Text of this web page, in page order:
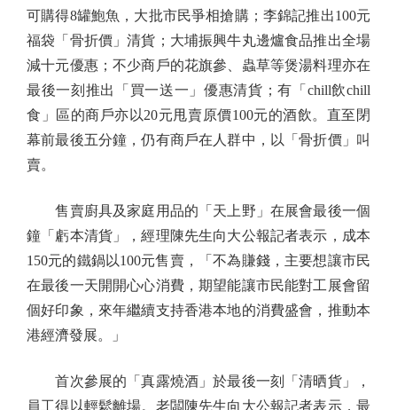
可購得8罐鮑魚，大批市民爭相搶購；李錦記推出100元
福袋「骨折價」清貨；大埔振興牛丸邊爐食品推出全場
減十元優惠；不少商戶的花旗參、蟲草等煲湯料理亦在
最後一刻推出「買一送一」優惠清貨；有「chill飲chill
食」區的商戶亦以20元甩賣原價100元的酒飲。直至閉
幕前最後五分鐘，仍有商戶在人群中，以「骨折價」叫
賣。
售賣廚具及家庭用品的「天上野」在展會最後一個
鐘「虧本清貨」，經理陳先生向大公報記者表示，成本
150元的鐵鍋以100元售賣，「不為賺錢，主要想讓市民
在最後一天開開心心消費，期望能讓市民能對工展會留
個好印象，來年繼續支持香港本地的消費盛會，推動本
港經濟發展。」
首次參展的「真露燒酒」於最後一刻「清晒貨」，
員工得以輕鬆離場。老闆陳先生向大公報記者表示，最